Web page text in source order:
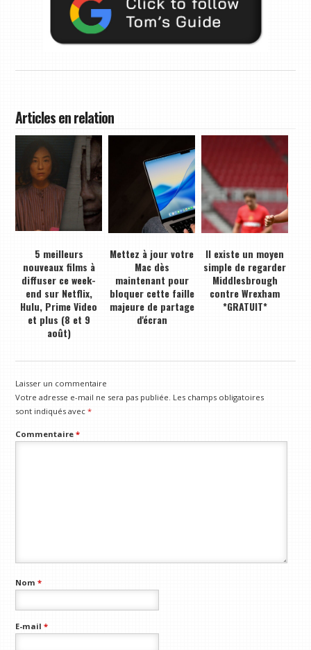
Articles en relation
5 meilleurs
nouveaux films à
diffuser ce week-
end sur Netflix,
Hulu, Prime Video
et plus (8 et 9
août)
Mettez à jour votre
Mac dès
maintenant pour
bloquer cette faille
majeure de partage
d'écran
Il existe un moyen
simple de regarder
Middlesbrough
contre Wrexham
*GRATUIT*
Laisser un commentaire
Votre adresse e-mail ne sera pas publiée. Les champs obligatoires
sont indiqués avec*
Commentaire*
Nom*
E-mail*